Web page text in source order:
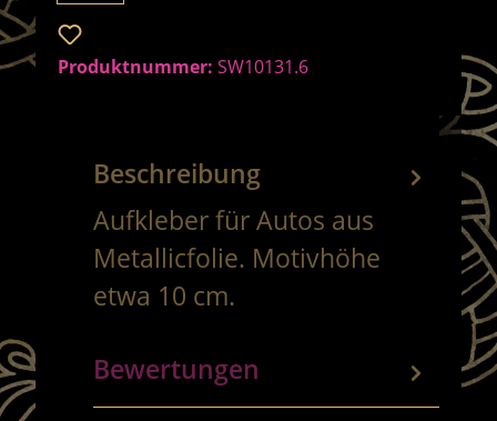
Produktnummer: SW10131.6
Beschreibung
Aufkleber für Autos aus
Metallicfolie. Motivhöhe
etwa 10 cm.
Bewertungen